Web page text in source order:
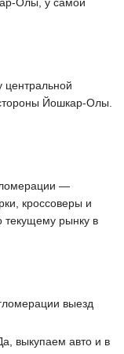
центральной
Йошкар-Олы.
—
кроссоверы и
текущему рынку в
выезд
выкупаем авто и в